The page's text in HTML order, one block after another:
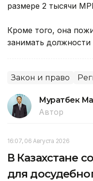
размере 2 тысячи
Кроме того, она
занимать должности
Закон и право
Муратбек
Автор
16:07, 06 Августа 2026
В Казахстане
для